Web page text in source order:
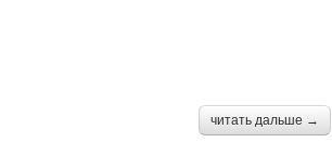
читать дальше →